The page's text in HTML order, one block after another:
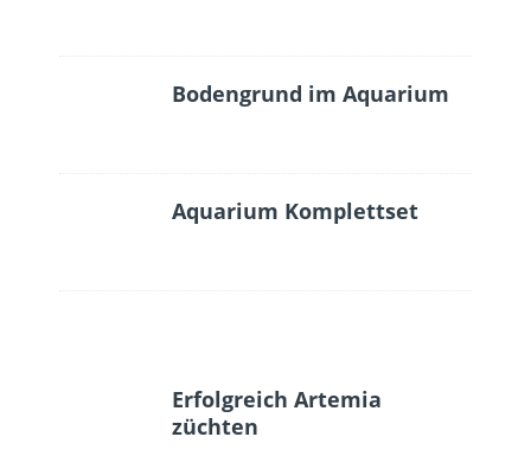
Bodengrund im Aquarium
Aquarium Komplettset
Erfolgreich Artemia
züchten